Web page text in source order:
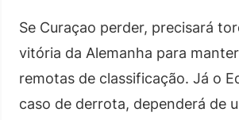
Se Curaçao perder, precisará
vitória da Alemanha para
remotas de classificação. Já o
caso de derrota, dependerá de